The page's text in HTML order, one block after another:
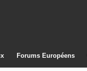
Forums Européens